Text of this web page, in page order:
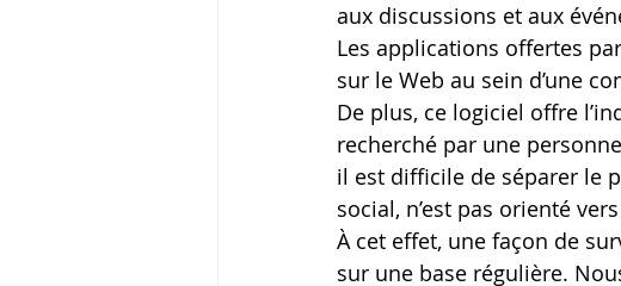
aux discussions et aux
Les applications offertes
sur le Web au sein d’une
De plus, ce logiciel offre
recherché par une
il est difficile de séparer le
social, n’est pas orienté
À cet effet, une façon de
sur une base régulière.